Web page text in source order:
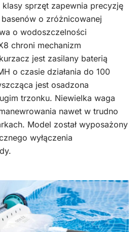
klasy sprzęt zapewnia precyzję
o zróżnicowanej
o wodoszczelności
chroni mechanizm
jest zasilany baterią
o czasie działania do 100
jest osadzona
trzonku. Niewielka waga
nawet w trudno
Model został wyposażony
wyłączenia